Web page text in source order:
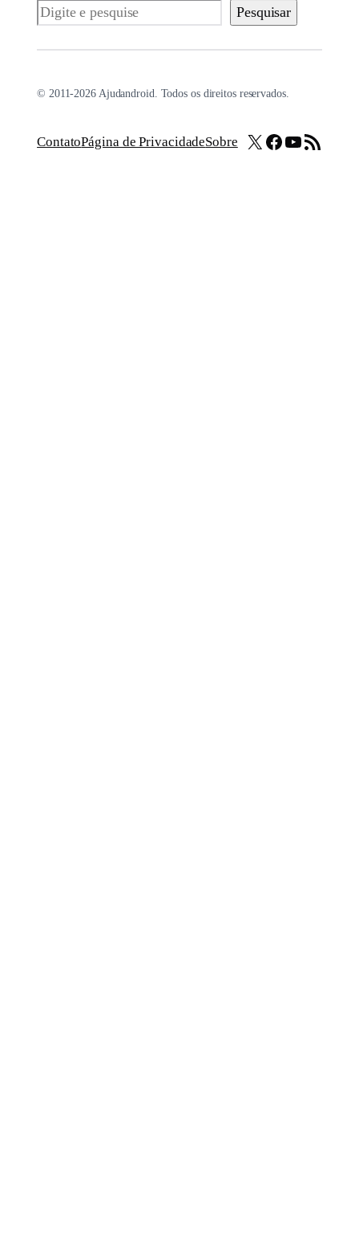
Pesquisar Pesquisar
© 2011-2026 Ajudandroid. Todos os direitos reservados.
ContatoPágina de PrivacidadeSobre X Facebook
Youtube
Feed RSS